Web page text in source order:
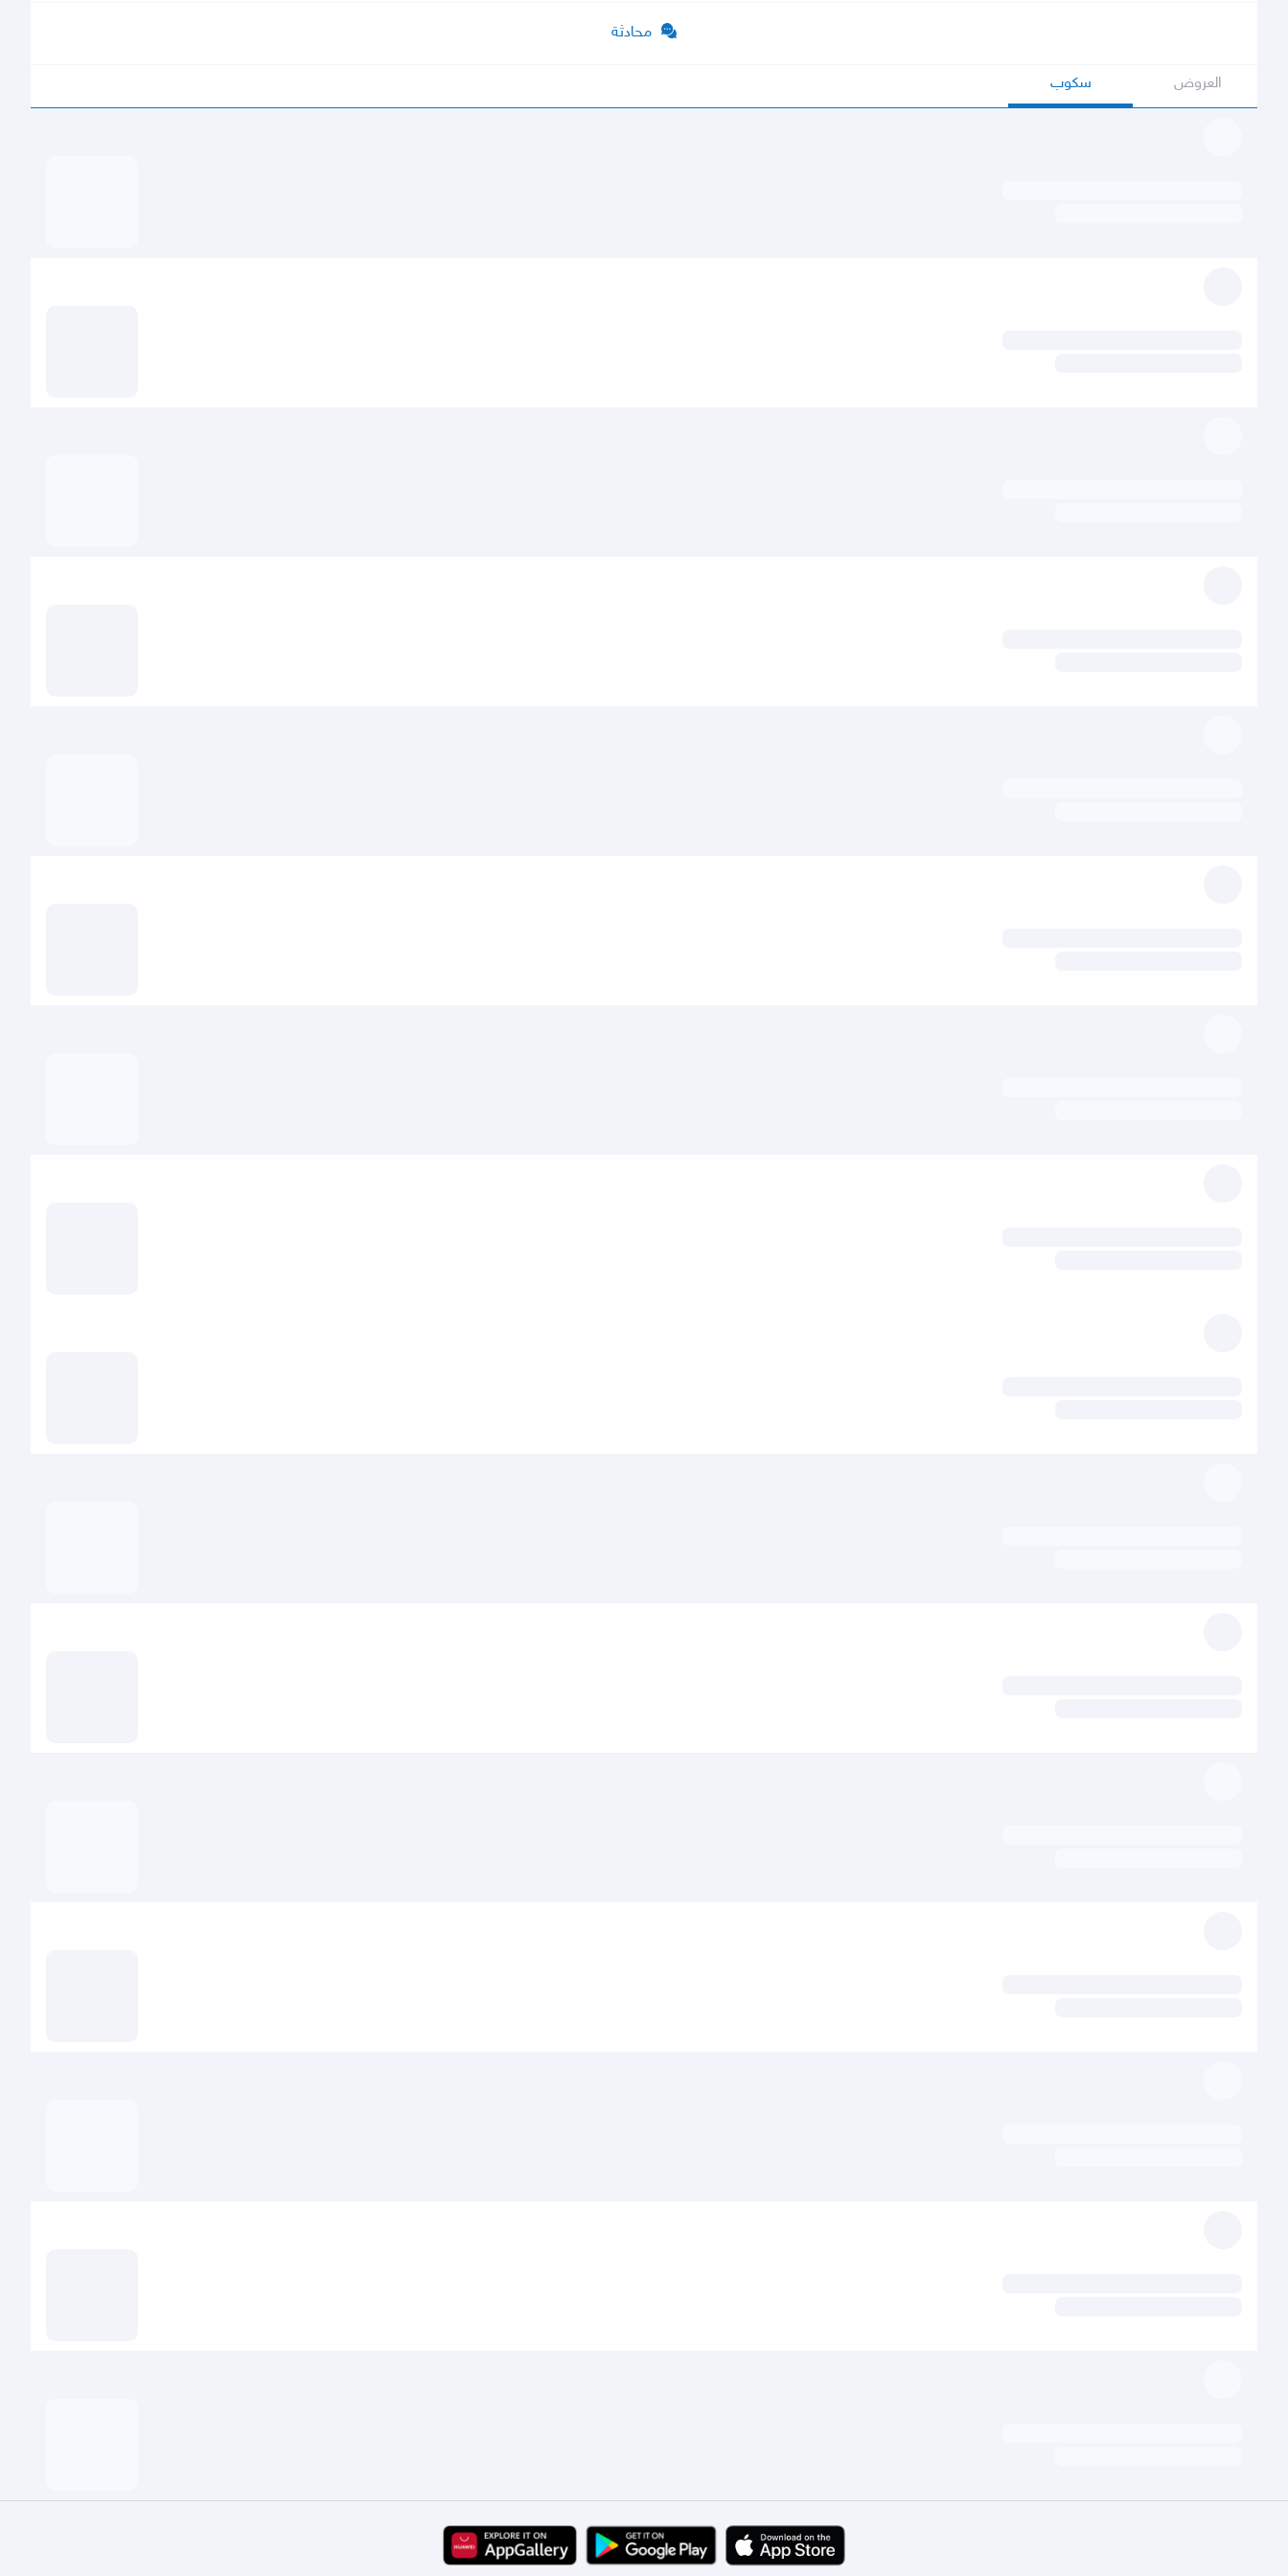
محادثة
العروض سكوب